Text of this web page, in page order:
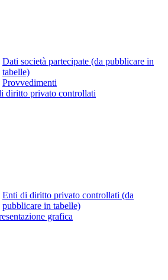
Dati società partecipate (da pubblicare in
tabelle)
Provvedimenti
diritto privato controllati
Enti di diritto privato controllati (da
pubblicare in tabelle)
grafica